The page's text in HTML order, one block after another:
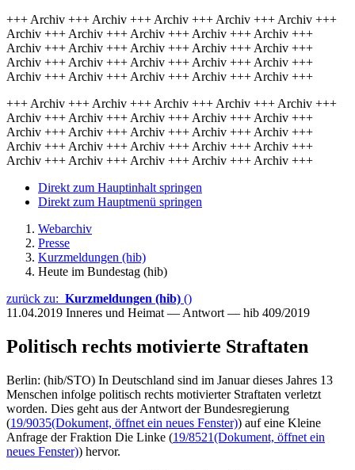
+++ Archiv +++ Archiv +++ Archiv +++ Archiv +++ Archiv +++
Archiv +++ Archiv +++ Archiv +++ Archiv +++ Archiv +++
Archiv +++ Archiv +++ Archiv +++ Archiv +++ Archiv +++
Archiv +++ Archiv +++ Archiv +++ Archiv +++ Archiv +++
Archiv +++ Archiv +++ Archiv +++ Archiv +++ Archiv +++
+++ Archiv +++ Archiv +++ Archiv +++ Archiv +++ Archiv +++
Archiv +++ Archiv +++ Archiv +++ Archiv +++ Archiv +++
Archiv +++ Archiv +++ Archiv +++ Archiv +++ Archiv +++
Archiv +++ Archiv +++ Archiv +++ Archiv +++ Archiv +++
Archiv +++ Archiv +++ Archiv +++ Archiv +++ Archiv +++
Direkt zum Hauptinhalt springen
Direkt zum Hauptmenü springen
Webarchiv
Presse
Kurzmeldungen (hib)
Heute im Bundestag (hib)
zurück zu: Kurzmeldungen (hib) ()
11.04.2019 Inneres und Heimat — Antwort — hib 409/2019
Politisch rechts motivierte Straftaten
Berlin: (hib/STO) In Deutschland sind im Januar dieses Jahres 13
Menschen infolge politisch rechts motivierter Straftaten verletzt
worden. Dies geht aus der Antwort der Bundesregierung
(19/9035(Dokument, öffnet ein neues Fenster)) auf eine Kleine
Anfrage der Fraktion Die Linke (19/8521(Dokument, öffnet ein
neues Fenster)) hervor.